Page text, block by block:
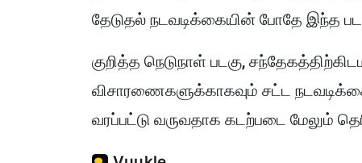
தேடுதல் நடவடிக்கையின் போதே இந்த
குறித்த நெடுநாள் படகு,
விசாரணைகளுக்காகவும் சட்ட
வரப்பட்டு வருவதாக கடற்படை மேலும்